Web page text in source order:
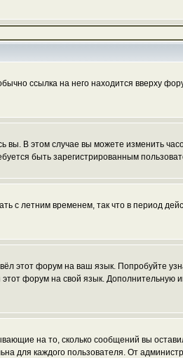
ссылка на него находится вверху
вы. В этом случае вы можете изменить
быть зарегистрированным
с летним временем, так что в период
этот форум на ваш язык. Попробуйте
этот форум на свой язык.
на то, сколько сообщений вы
для каждого пользователя. От